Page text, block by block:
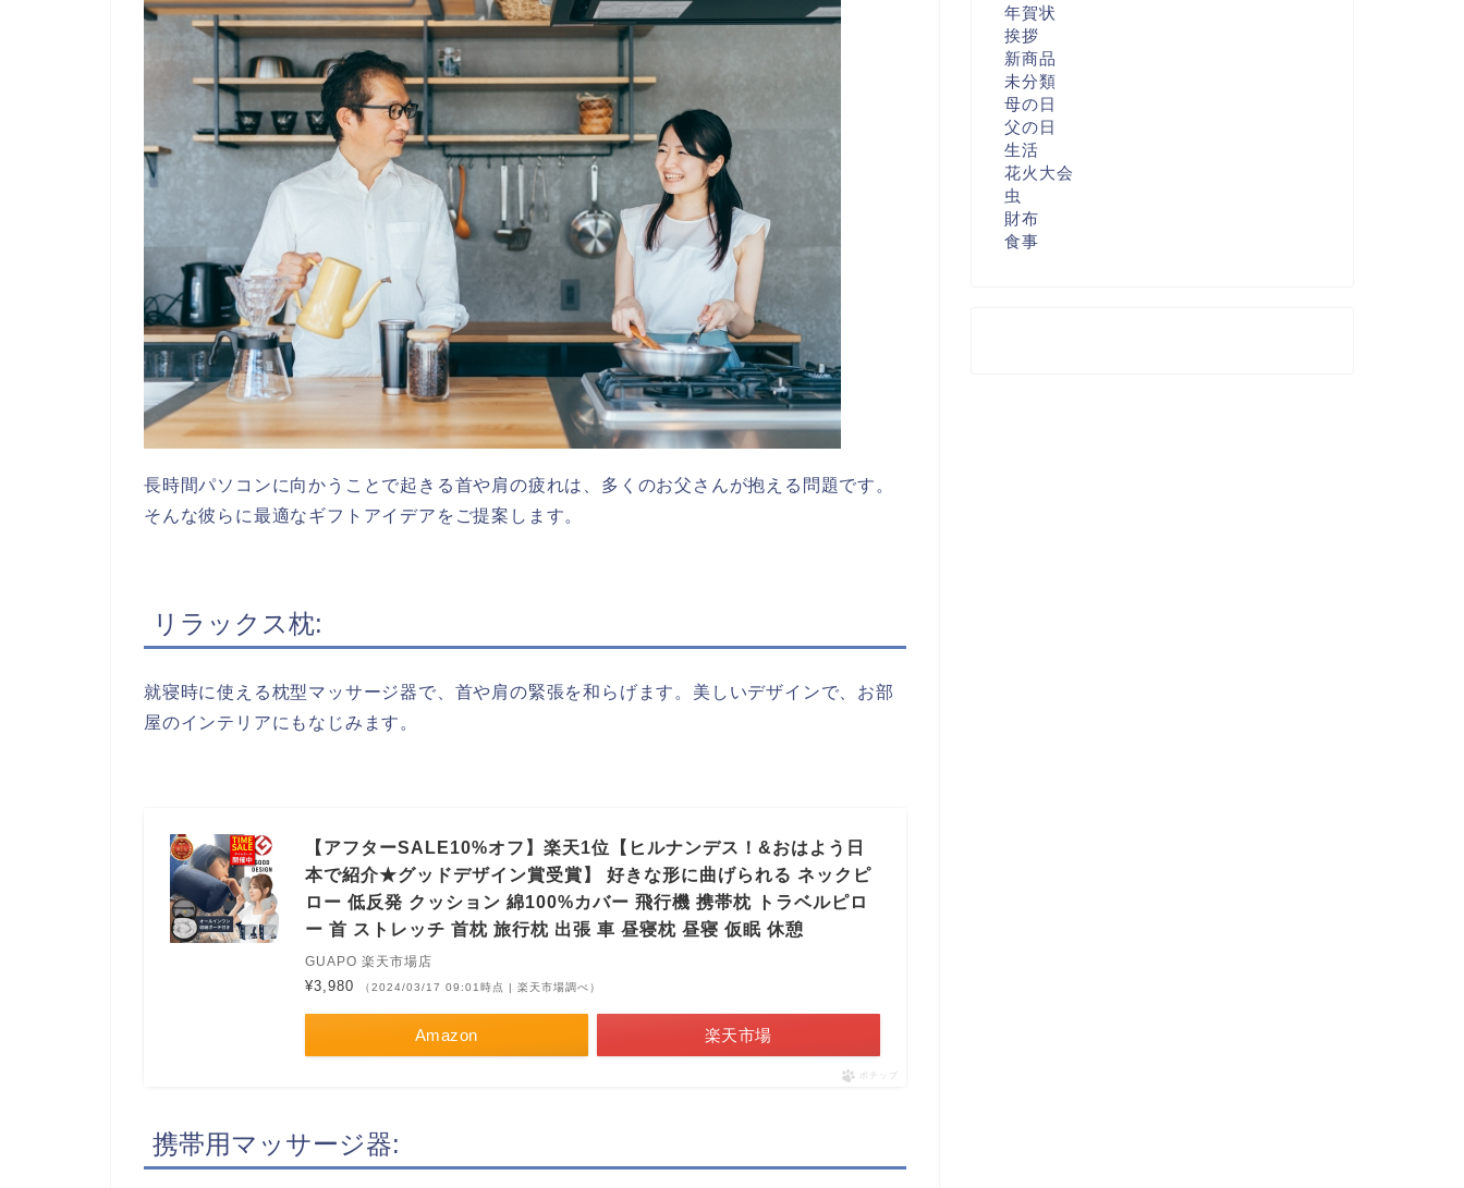
長時間パソコンに向かうことで起きる首や肩の疲れは、多くのお父さんが抱える問題です。
そんな彼らに最適なギフトアイデアをご提案します。
リラックス枕:
就寝時に使える枕型マッサージ器で、首や肩の緊張を和らげます。美しいデザインで、お部
屋のインテリアにもなじみます。
【アフターSALE10%オフ】楽天1位【ヒルナンデス！&おはよう日
本で紹介★グッドデザイン賞受賞】 好きな形に曲げられる ネックピ
ロー 低反発 クッション 綿100%カバー 飛行機 携帯枕 トラベルピロ
ー 首 ストレッチ 首枕 旅行枕 出張 車 昼寝枕 昼寝 仮眠 休憩
GUAPO 楽天市場店
¥3,980 （2024/03/17 09:01時点 | 楽天市場調べ）
Amazon 楽天市場
ポチップ
携帯用マッサージ器:
年賀状
挨拶
新商品
未分類
母の日
父の日
生活
花火大会
虫
財布
食事